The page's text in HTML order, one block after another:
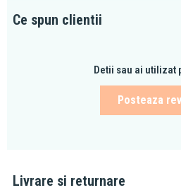
Ce spun clientii
Detii sau ai utilizat
Posteaza
Livrare si returnare